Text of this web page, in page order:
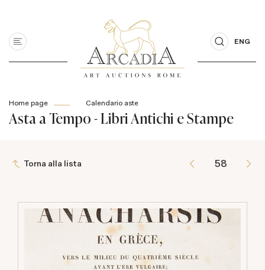
ENG
Home page Calendario aste
Asta a Tempo - Libri Antichi e Stampe
Torna alla lista